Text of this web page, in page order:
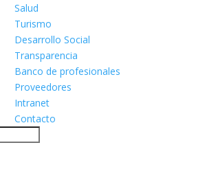
Salud
Turismo
Desarrollo Social
Transparencia
Banco de profesionales
Proveedores
Intranet
Contacto